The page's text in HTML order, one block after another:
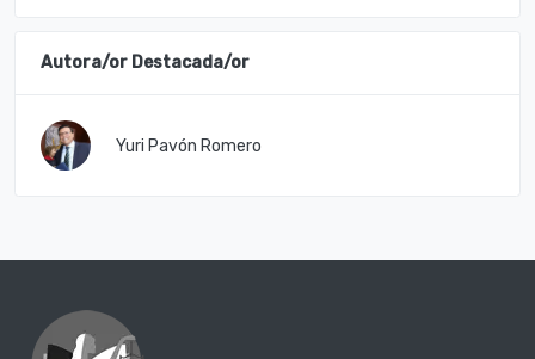
Autora/or Destacada/or
Yuri Pavón Romero